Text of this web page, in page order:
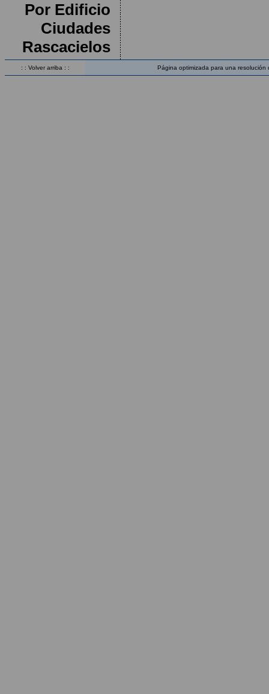
Por Edificio
Ciudades
Rascacielos
: : Volver arriba : : Página optimizada para una